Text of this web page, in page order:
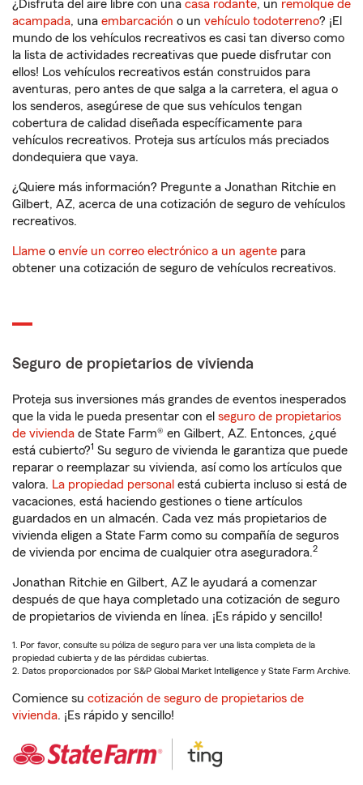
¿Disfruta del aire libre con una casa rodante, un remolque de
acampada, una embarcación o un vehículo todoterreno? ¡El
mundo de los vehículos recreativos es casi tan diverso como
la lista de actividades recreativas que puede disfrutar con
ellos! Los vehículos recreativos están construidos para
aventuras, pero antes de que salga a la carretera, el agua o
los senderos, asegúrese de que sus vehículos tengan
cobertura de calidad diseñada específicamente para
vehículos recreativos. Proteja sus artículos más preciados
dondequiera que vaya.
¿Quiere más información? Pregunte a Jonathan Ritchie en
Gilbert, AZ, acerca de una cotización de seguro de vehículos
recreativos.
Llame o envíe un correo electrónico a un agente para
obtener una cotización de seguro de vehículos recreativos.
Seguro de propietarios de vivienda
Proteja sus inversiones más grandes de eventos inesperados
que la vida le pueda presentar con el seguro de propietarios
de vivienda de State Farm® en Gilbert, AZ. Entonces, ¿qué
está cubierto?1 Su seguro de vivienda le garantiza que puede
reparar o reemplazar su vivienda, así como los artículos que
valora. La propiedad personal está cubierta incluso si está de
vacaciones, está haciendo gestiones o tiene artículos
guardados en un almacén. Cada vez más propietarios de
vivienda eligen a State Farm como su compañía de seguros
de vivienda por encima de cualquier otra aseguradora.2
Jonathan Ritchie en Gilbert, AZ le ayudará a comenzar
después de que haya completado una cotización de seguro
de propietarios de vivienda en línea. ¡Es rápido y sencillo!
1. Por favor, consulte su póliza de seguro para ver una lista completa de la
propiedad cubierta y de las pérdidas cubiertas.
2. Datos proporcionados por S&P Global Market Intelligence y State Farm Archive.
Comience su cotización de seguro de propietarios de
vivienda. ¡Es rápido y sencillo!